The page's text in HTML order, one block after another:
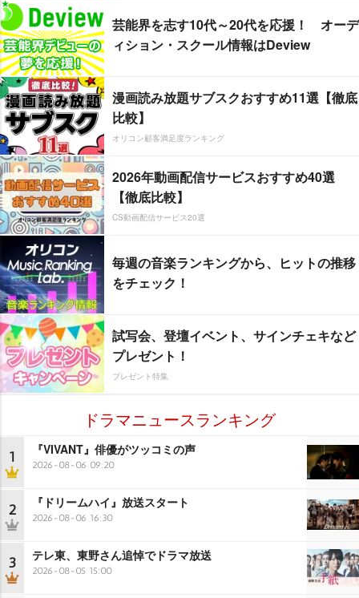
芸能界を志す10代～20代を応援！ オーデ
ィション・スクール情報はDeview
漫画読み放題サブスクおすすめ11選【徹底
比較】
オリコン顧客満足度ランキング
2026年動画配信サービスおすすめ40選
【徹底比較】
CS動画配信サービス20選
毎週の音楽ランキングから、ヒットの推移
をチェック！
試写会、登壇イベント、サインチェキなど
プレゼント！
プレゼント特集
ドラマニュースランキング
1 『VIVANT』俳優がツッコミの声
2026-08-06 09:20
2 『ドリームハイ』放送スタート
2026-08-06 16:30
3 テレ東、東野さん追悼でドラマ放送
2026-08-05 15:00